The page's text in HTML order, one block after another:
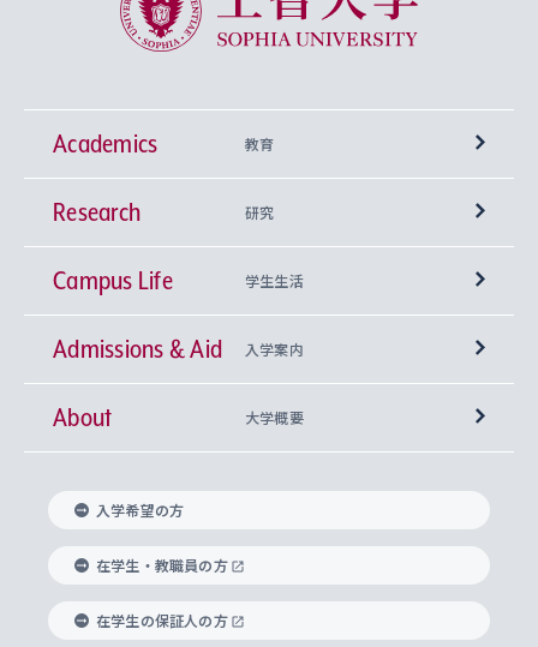
Academics 教育
学部
神学部
文学部
総合人間科学部
経済学部
外国語学部
興味から学科を探す
上智大学の全学共通教育
基盤教育センター
キリスト教人間学
身体知
思考と表現
上智大学の語学教育
言語教育研究センター
上智大学のグローバル教育
グローバル教育センター
上智大学で学ぶ
学びのサポート
大学院
Research 研究
研究所 等
キリスト教文化研究所
中世思想研究所
国際言語情報研究所
グローバル・コンサーン研究所
Sophia Open Research Weeks (SORW)
産官学連携
知的財産
研究支援制度
重点領域研究・自由課題研究
研究活動に関する法令・研究費の使用について
Campus Life 学生生活
学期区分と授業時間割
課外活動
課外教育プログラム
ボランティア活動
グローバルな学びのコミュニティ
学生の相談窓口
心身の健康相談
キャリア形成サポート
Admissions & Aid 入学案内
上智大学で取得できる学位
入れの方針）
科目等履修生
研究生・外国人特別研究生・国費留学生
About 大学概要
理事長・学長メッセージ
学長・副学長紹介
上智大学の精神
上智大学の理念
グローバルエンゲージメント
入学希望の方
在学生・教職員の方
在学生の保証人の方